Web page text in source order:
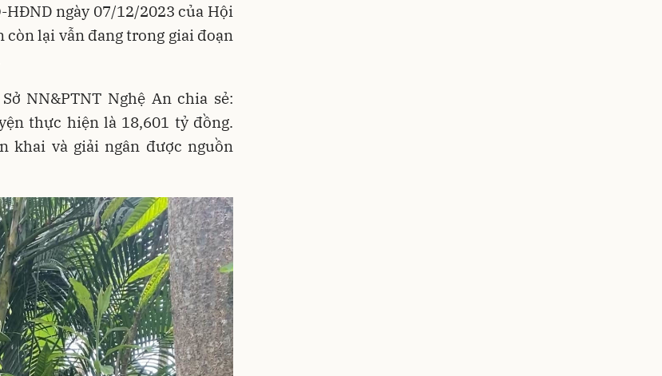
ngày 07/12/2023 của Hội
lại vẫn đang trong giai đoạn
NN&PTNT Nghệ An chia sẻ:
thực hiện là 18,601 tỷ đồng.
khai và giải ngân được nguồn